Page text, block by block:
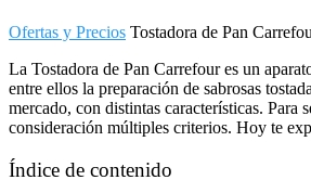
Ofertas y Precios Tostadora de Pan
La Tostadora de Pan Carrefour es un
entre ellos la preparación de sabrosas
mercado, con distintas características. Para
consideración múltiples criterios. Hoy te
Índice de contenido